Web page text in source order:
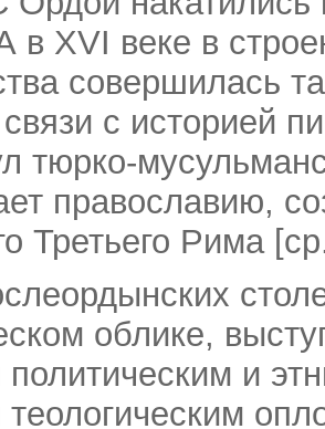
в XVI веке в
совершилась
связи с историей
тюрко-
православию,
Третьего Рима
облике,
и